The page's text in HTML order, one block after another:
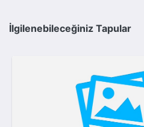
İlgilenebileceğiniz Tapular